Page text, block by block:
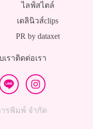
ไลฟ์สไตล์
เดลินิวส์clips
PR by dataxet
เราติดต่อเรา
รพิมพ์ จำกัด